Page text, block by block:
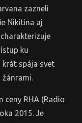
zazneli
Nikitina aj
ku
spája svet
žánrami.
ceny RHA (Radio
2015. Je